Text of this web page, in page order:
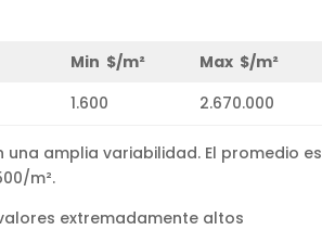
Min $/m²
Max $/m²
1.600 2.670.000
amplia variabilidad. El promedio es
m².
extremadamente altos